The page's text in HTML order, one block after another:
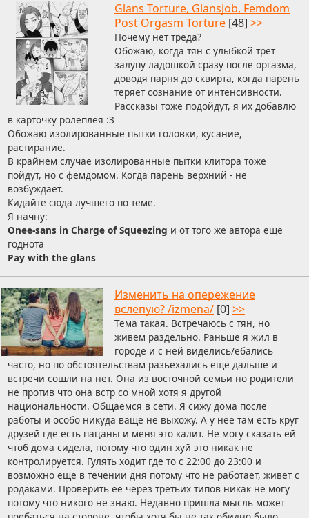
Glans Torture, Glansjob, Femdom
Post Orgasm Torture [48] >>
Почему нет треда?
Обожаю, когда тян с улыбкой трет
залупу ладошкой сразу после оргазма,
доводя парня до сквирта, когда парень
теряет сознание от интенсивности.
Рассказы тоже подойдут, я их добавлю
в карточку ролеплея :3
Обожаю изолированные пытки головки, кусание,
растирание.
В крайнем случае изолированные пытки клитора тоже
пойдут, но с фемдомом. Когда парень верхний - не
возбуждает.
Кидайте сюда лучшего по теме.
Я начну:
Onee-sans in Charge of Squeezing и от того же автора еще
годнота
Pay with the glans
Изменить на опережение
вслепую? /izmena/ [0] >>
Тема такая. Встречаюсь с тян, но
живем раздельно. Раньше я жил в
городе и с ней виделись/ебались
часто, но по обстоятельствам разьехались еще дальше и
встречи сошли на нет. Она из восточной семьи но родители
не против что она встр со мной хотя я другой
национальности. Общаемся в сети. Я сижу дома после
работы и особо никуда ваще не выхожу. А у нее там есть круг
друзей где есть пацаны и меня это калит. Не могу сказать ей
чтоб дома сидела, потому что один хуй это никак не
контролируется. Гулять ходит где то с 22:00 до 23:00 и
возможно еще в течении дня потому что не работает, живет с
родаками. Проверить ее через третьих типов никак не могу
потому что никого не знаю. Недавно пришла мысль может